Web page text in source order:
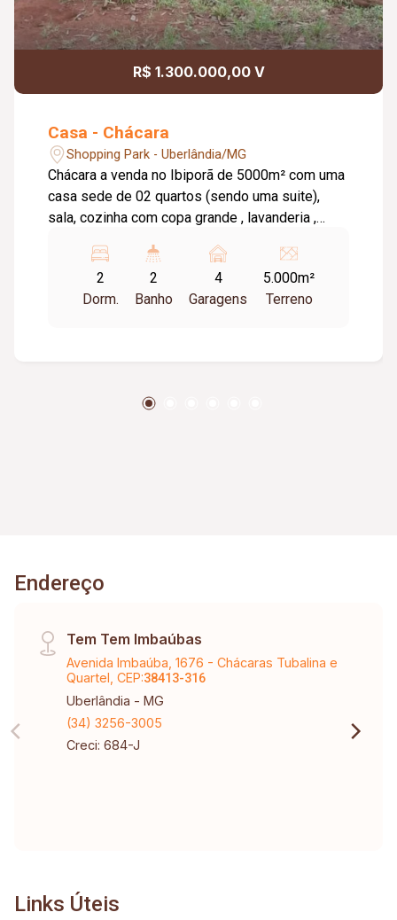
R$ 1.300.000,00 V
Casa - Chácara
Shopping Park - Uberlândia/MG
Chácara a venda no Ibiporã de 5000m² com uma
casa sede de 02 quartos (sendo uma suite),
sala, cozinha com copa grande , lavanderia ,
caseiro simples e uma grande variedade de
frutas e verduras e plantio de árvores .
2
Dorm.
2
Banho
4
Garagens
5.000m²
Terreno
Endereço
Tem Tem Imbaúbas
Avenida Imbaúba, 1676 - Chácaras Tubalina e
Quartel, CEP:38413-316
Uberlândia - MG
(34) 3256-3005
Creci: 684-J
Links Úteis